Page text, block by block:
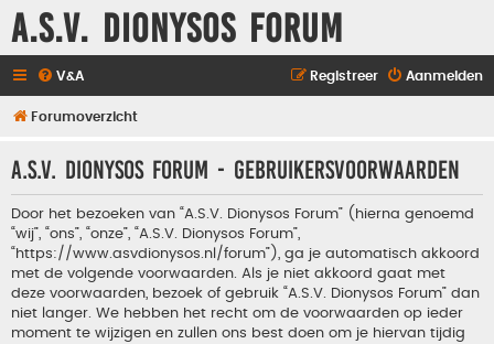
A.S.V. Dionysos Forum
V&A Aanmelden
Registreer
Forumoverzicht
A.S.V. Dionysos Forum - Gebruikersvoorwaarden
Door het bezoeken van “A.S.V. Dionysos Forum” (hierna genoemd
“wij”, “ons”, “onze”, “A.S.V. Dionysos Forum”,
“https://www.asvdionysos.nl/forum”), ga je automatisch akkoord
met de volgende voorwaarden. Als je niet akkoord gaat met
deze voorwaarden, bezoek of gebruik “A.S.V. Dionysos Forum” dan
niet langer. We hebben het recht om de voorwaarden op ieder
moment te wijzigen en zullen ons best doen om je hiervan tijdig